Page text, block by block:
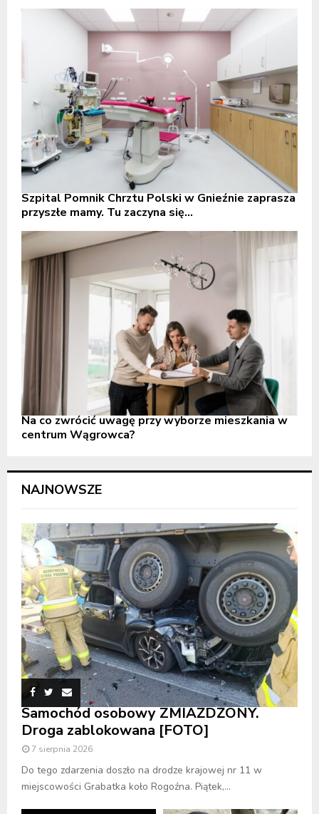
Szpital Pomnik Chrztu Polski w Gnieźnie zaprasza
przyszłe mamy. Tu zaczyna się...
Na co zwrócić uwagę przy wyborze mieszkania w
centrum Wągrowca?
NAJNOWSZE
Samochód osobowy ZMIAŻDŻONY.
Droga zablokowana [FOTO]
7 sierpnia 2026
Do tego zdarzenia doszło na drodze krajowej nr 11 w
miejscowości Grabatka koło Rogoźna. Piątek,...